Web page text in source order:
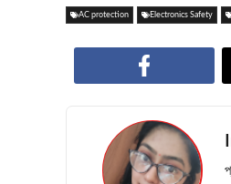
AC protection Electronics Safety